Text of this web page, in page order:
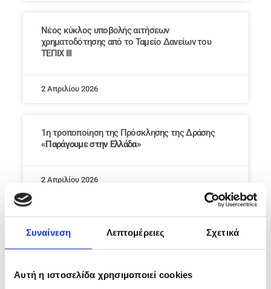
Συναίνεση Λεπτομέρειες Σχετικά
Αυτή η ιστοσελίδα χρησιμοποιεί cookies
Νέος κύκλος υποβολής αιτήσεων
χρηματοδότησης από το Ταμείο Δανείων του
ΤΕΠΙΧ ΙΙΙ
2 Απριλίου 2026
1η τροποποίηση της Πρόσκλησης της Δράσης
«Παράγουμε στην Ελλάδα»
2 Απριλίου 2026
Καταληκτική ημερομηνία για τη σύναψη
επιχειρηματικών δανειακών συμβάσεων η